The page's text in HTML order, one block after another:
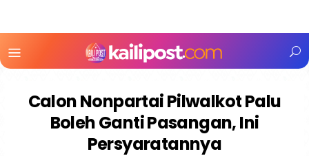
Mobile
Calon Nonpartai Pilwalkot Palu
Boleh Ganti Pasangan, Ini
Persyaratannya